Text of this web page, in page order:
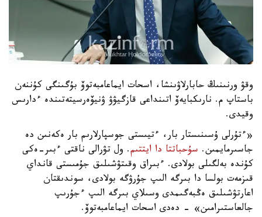
وقۋ ورنىنىڭ حابارلاۋىنشا، اسحات ايماعامبەتوۆ بۇگىنگى كۇننەن
باستاپ م. نارىكبايەۆ اتىنداعى قازگيۋۋ ۋنيۆەرسيتەتىندە ءدارىس
وقيدى.
«ءتۇرلى ۇسىنىستار بار، ءتيىستى جوسپارلارىم بار ەكەنىن دە
جاسىرمايمىن. سۇحباتتا دا ايتتىم. ول تۋرالى ناقتى ءبىر-ەكى
كۇندە بەلگىلى بولادى. ءبىراق وقىتۋشىلىق جۇمىستى قانداي
قىزمەت بولسا دا بىرگە الىپ جۇرۋگە بولادى، سوندىقتان
اعارتۋشىلىق ەڭبەگىمدى وسىلاي بىرگە الىپ ءجۇرىپ
جالعاستىرامىن» - دەدى اسحات ايماعامبەتوۆ.